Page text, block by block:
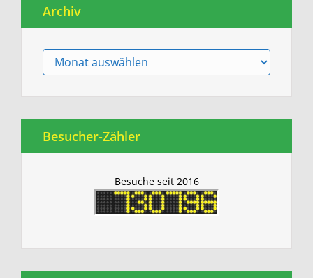
Archiv
Archiv
Besucher-Zähler
Besuche seit 2016